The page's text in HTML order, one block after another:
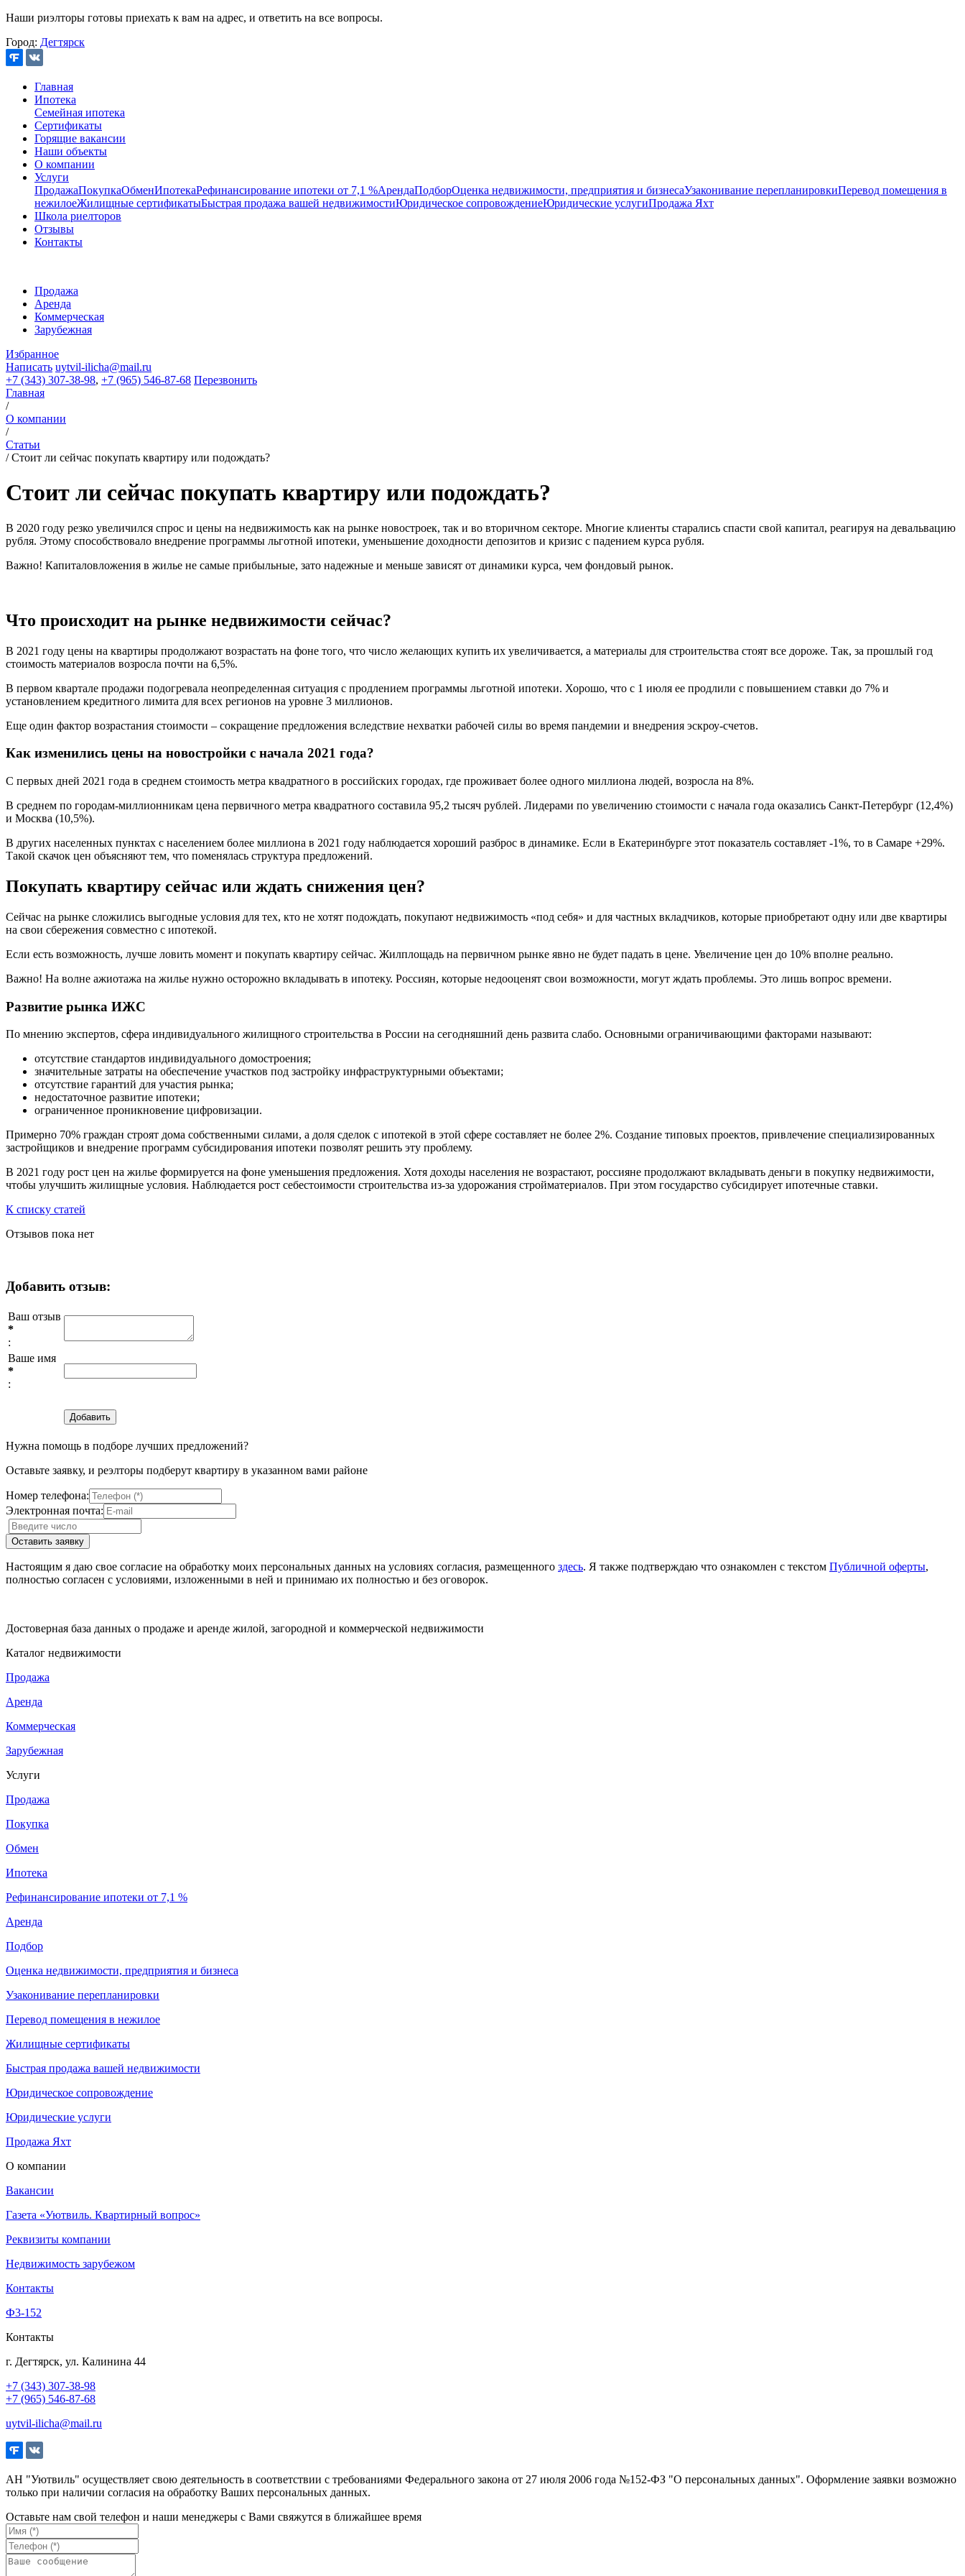
Наши риэлторы готовы приехать к вам на адрес, и ответить на все вопросы.
Город: Дегтярск
Главная
Ипотека
Семейная ипотека
Сертификаты
Горящие вакансии
Наши объекты
О компании
Услуги
ПродажаПокупкаОбменИпотекаРефинансирование ипотеки от 7,1 %АрендаПодборОценка недвижимости, предприятия и бизнесаУзаконивание перепланировкиПеревод помещения в
нежилоеЖилищные сертификатыБыстрая продажа вашей недвижимостиЮридическое сопровождениеЮридические услугиПродажа Яхт
Школа риелторов
Отзывы
Контакты
Продажа
Аренда
Коммерческая
Зарубежная
Избранное
Написать uytvil-ilicha@mail.ru
+7 (343) 307-38-98, +7 (965) 546-87-68 Перезвонить
Главная
/
О компании
/
Статьи
/Стоит ли сейчас покупать квартиру или подождать?
Стоит ли сейчас покупать квартиру или подождать?
В 2020 году резко увеличился спрос и цены на недвижимость как на рынке новостроек, так и во вторичном секторе. Многие клиенты старались спасти свой капитал, реагируя на девальвацию
рубля. Этому способствовало внедрение программы льготной ипотеки, уменьшение доходности депозитов и кризис с падением курса рубля.
Важно! Капиталовложения в жилье не самые прибыльные, зато надежные и меньше зависят от динамики курса, чем фондовый рынок.
Что происходит на рынке недвижимости сейчас?
В 2021 году цены на квартиры продолжают возрастать на фоне того, что число желающих купить их увеличивается, а материалы для строительства стоят все дороже. Так, за прошлый год
стоимость материалов возросла почти на 6,5%.
В первом квартале продажи подогревала неопределенная ситуация с продлением программы льготной ипотеки. Хорошо, что с 1 июля ее продлили с повышением ставки до 7% и
установлением кредитного лимита для всех регионов на уровне 3 миллионов.
Еще один фактор возрастания стоимости – сокращение предложения вследствие нехватки рабочей силы во время пандемии и внедрения эскроу-счетов.
Как изменились цены на новостройки с начала 2021 года?
С первых дней 2021 года в среднем стоимость метра квадратного в российских городах, где проживает более одного миллиона людей, возросла на 8%.
В среднем по городам-миллионникам цена первичного метра квадратного составила 95,2 тысяч рублей. Лидерами по увеличению стоимости с начала года оказались Санкт-Петербург (12,4%)
и Москва (10,5%).
В других населенных пунктах с населением более миллиона в 2021 году наблюдается хороший разброс в динамике. Если в Екатеринбурге этот показатель составляет -1%, то в Самаре +29%.
Такой скачок цен объясняют тем, что поменялась структура предложений.
Покупать квартиру сейчас или ждать снижения цен?
Сейчас на рынке сложились выгодные условия для тех, кто не хотят подождать, покупают недвижимость «под себя» и для частных вкладчиков, которые приобретают одну или две квартиры
на свои сбережения совместно с ипотекой.
Если есть возможность, лучше ловить момент и покупать квартиру сейчас. Жилплощадь на первичном рынке явно не будет падать в цене. Увеличение цен до 10% вполне реально.
Важно! На волне ажиотажа на жилье нужно осторожно вкладывать в ипотеку. Россиян, которые недооценят свои возможности, могут ждать проблемы. Это лишь вопрос времени.
Развитие рынка ИЖС
По мнению экспертов, сфера индивидуального жилищного строительства в России на сегодняшний день развита слабо. Основными ограничивающими факторами называют:
отсутствие стандартов индивидуального домостроения;
значительные затраты на обеспечение участков под застройку инфраструктурными объектами;
отсутствие гарантий для участия рынка;
недостаточное развитие ипотеки;
ограниченное проникновение цифровизации.
Примерно 70% граждан строят дома собственными силами, а доля сделок с ипотекой в этой сфере составляет не более 2%. Создание типовых проектов, привлечение специализированных
застройщиков и внедрение программ субсидирования ипотеки позволят решить эту проблему.
В 2021 году рост цен на жилье формируется на фоне уменьшения предложения. Хотя доходы населения не возрастают, россияне продолжают вкладывать деньги в покупку недвижимости,
чтобы улучшить жилищные условия. Наблюдается рост себестоимости строительства из-за удорожания стройматериалов. При этом государство субсидирует ипотечные ставки.
К списку статей
Отзывов пока нет
Добавить отзыв:
Ваш отзыв
*
:
Ваше имя
*
:
Нужна помощь в подборе лучших предложений?
Оставьте заявку, и реэлторы подберут квартиру в указанном вами районе
Номер телефона:
Электронная почта:
Настоящим я даю свое согласие на обработку моих персональных данных на условиях согласия, размещенного здесь. Я также подтверждаю что ознакомлен с текстом Публичной оферты,
полностью согласен с условиями, изложенными в ней и принимаю их полностью и без оговорок.
Достоверная база данных о продаже и аренде жилой, загородной и коммерческой недвижимости
Каталог недвижимости
Продажа
Аренда
Коммерческая
Зарубежная
Услуги
Продажа
Покупка
Обмен
Ипотека
Рефинансирование ипотеки от 7,1 %
Аренда
Подбор
Оценка недвижимости, предприятия и бизнеса
Узаконивание перепланировки
Перевод помещения в нежилое
Жилищные сертификаты
Быстрая продажа вашей недвижимости
Юридическое сопровождение
Юридические услуги
Продажа Яхт
О компании
Вакансии
Газета «Уютвиль. Квартирный вопрос»
Реквизиты компании
Недвижимость зарубежом
Контакты
Ф3-152
Контакты
г. Дегтярск, ул. Калинина 44
+7 (343) 307-38-98
+7 (965) 546-87-68
uytvil-ilicha@mail.ru
АН "Уютвиль" осуществляет свою деятельность в соответствии с требованиями Федерального закона от 27 июля 2006 года №152-ФЗ "О персональных данных". Оформление заявки возможно
только при наличии согласия на обработку Ваших персональных данных.
Оставьте нам свой телефон и наши менеджеры с Вами свяжутся в ближайшее время